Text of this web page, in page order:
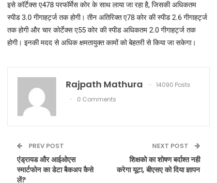
इसे कॉर्टेक्स ए478 परफॉर्मेस कोर के साथ लाया जा रहा है, जिसकी अधिकतम
स्पीड 3.0 गीगाहर्ट्ज तक होगी। तीन अतिरिक्त ए78 कोर की स्पीड 2.6 गीगाहर्ट्ज
तक होगी और चार कोर्टेक्स ए55 कोर की स्पीड अधिकतम 2.0 गीगाहर्ट्ज तक
होगी। इनकी मदद से अधिक क्षमतायुक्त कामों को बेहतरी से किया जा सकेगा।
Rajpath Mathura
14090 Posts
0 Comments
PREV POST
एंड्रायड और आईओएस
स्मार्टफोन का डेटा बैकअप कैसे
लें?
NEXT POST
शिक्षको का शोषण बर्दाश्त नही
करेगा यूटा, बीएसए को दिया ज्ञापन